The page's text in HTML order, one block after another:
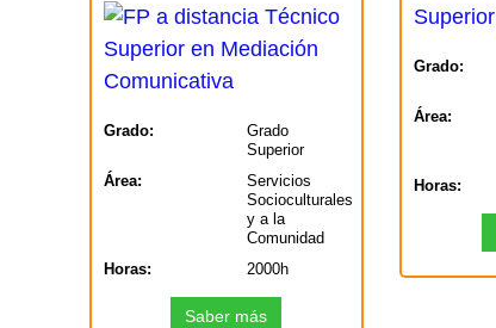
Grado:
Grado
Superior
Área:
Servicios
Socioculturales
y a la
Comunidad
Horas:
2000h
Saber más
Grado:
Área:
Horas: